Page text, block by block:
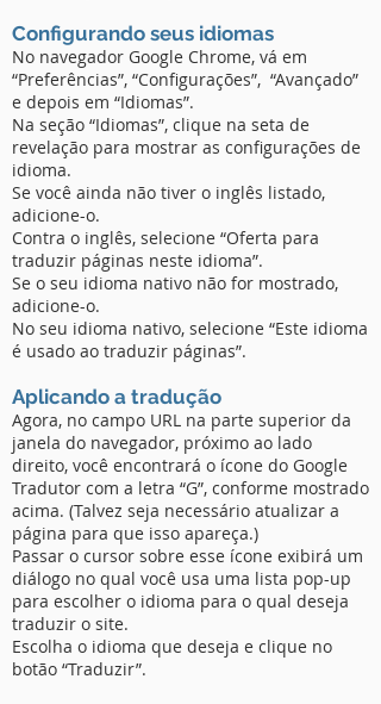
Configurando seus idiomas
No navegador Google Chrome, vá em
“Preferências”, “Configurações”, “Avançado”
e depois em “Idiomas”.
Na seção “Idiomas”, clique na seta de
revelação para mostrar as configurações de
idioma.
Se você ainda não tiver o inglês listado,
adicione-o.
Contra o inglês, selecione “Oferta para
traduzir páginas neste idioma”.
Se o seu idioma nativo não for mostrado,
adicione-o.
No seu idioma nativo, selecione “Este idioma
é usado ao traduzir páginas”.
Aplicando a tradução
Agora, no campo URL na parte superior da
janela do navegador, próximo ao lado
direito, você encontrará o ícone do Google
Tradutor com a letra “G”, conforme mostrado
acima. (Talvez seja necessário atualizar a
página para que isso apareça.)
Passar o cursor sobre esse ícone exibirá um
diálogo no qual você usa uma lista pop-up
para escolher o idioma para o qual deseja
traduzir o site.
Escolha o idioma que deseja e clique no
botão “Traduzir”.